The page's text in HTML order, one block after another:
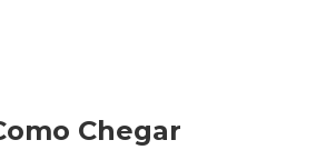
Chegar